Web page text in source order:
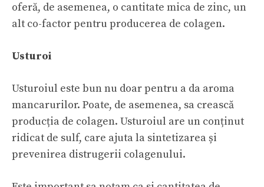
oferă, de asemenea, o cantitate mica de zinc, un
alt co-factor pentru producerea de colagen.
Usturoi
Usturoiul este bun nu doar pentru a da aroma
mancarurilor. Poate, de asemenea, sa crească
producția de colagen. Usturoiul are un conținut
ridicat de sulf, care ajuta la sintetizarea și
prevenirea distrugerii colagenului.